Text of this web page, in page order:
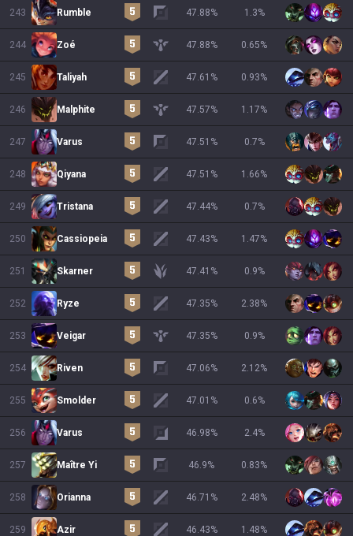
243 Rumble 47.88% 1.3%
244 Zoé 47.88% 0.65%
245 Taliyah 47.61 % 0.93%
246 Malphite 47.57% 1.17%
247 Varus 47.51 % 0.7%
248 Qiyana 47.51 % 1.66%
249 Tristana 47.44% 0.7%
250 Cassiopeia 47.43% 1.47%
251 Skarner 47.41 % 0.9%
252 Ryze 47.35% 2.38%
253 Veigar 47.35% 0.9%
254 Riven 47.06% 2.12%
255 Smolder 47.01 % 0.6%
256 Varus 46.98% 2.4%
257 Maître Yi 46.9% 0.83%
258 Orianna 46.71 % 2.48%
259 Azir 46.43% 1.48%